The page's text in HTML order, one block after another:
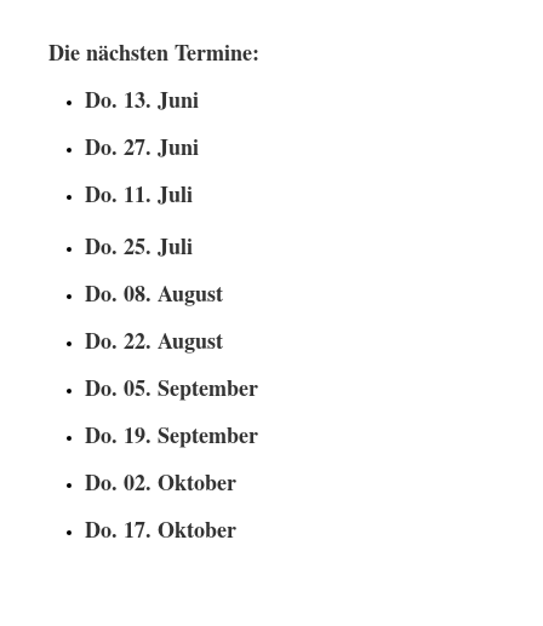
Die nächsten Termine:
Do. 13. Juni
Do. 27. Juni
Do. 11. Juli
Do. 25. Juli
Do. 08. August
Do. 22. August
Do. 05. September
Do. 19. September
Do. 02. Oktober
Do. 17. Oktober